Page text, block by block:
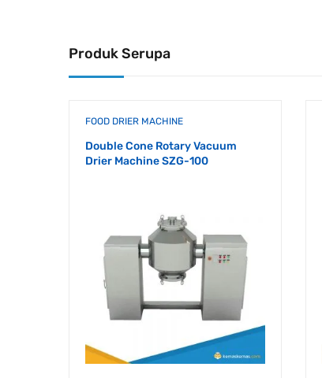
Produk Serupa
FOOD DRIER MACHINE
Double Cone Rotary Vacuum
Drier Machine SZG-100